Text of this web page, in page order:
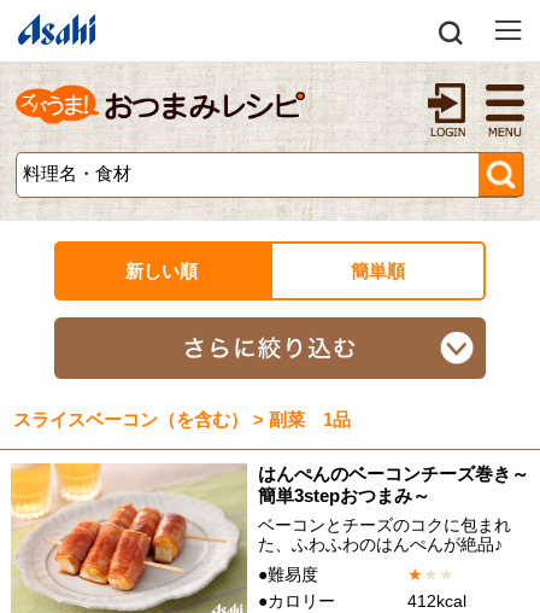
新しい順 簡単順
スライスベーコン（を含む） > 副菜 1品
はんぺんのベーコンチーズ巻き～
簡単3stepおつまみ～
ベーコンとチーズのコクに包まれ
た、ふわふわのはんぺんが絶品♪
●難易度
★★ ★
●カロリー
412kcal